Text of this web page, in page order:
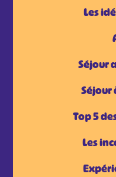
Les
Séjour
Séjour
Top 5
Les